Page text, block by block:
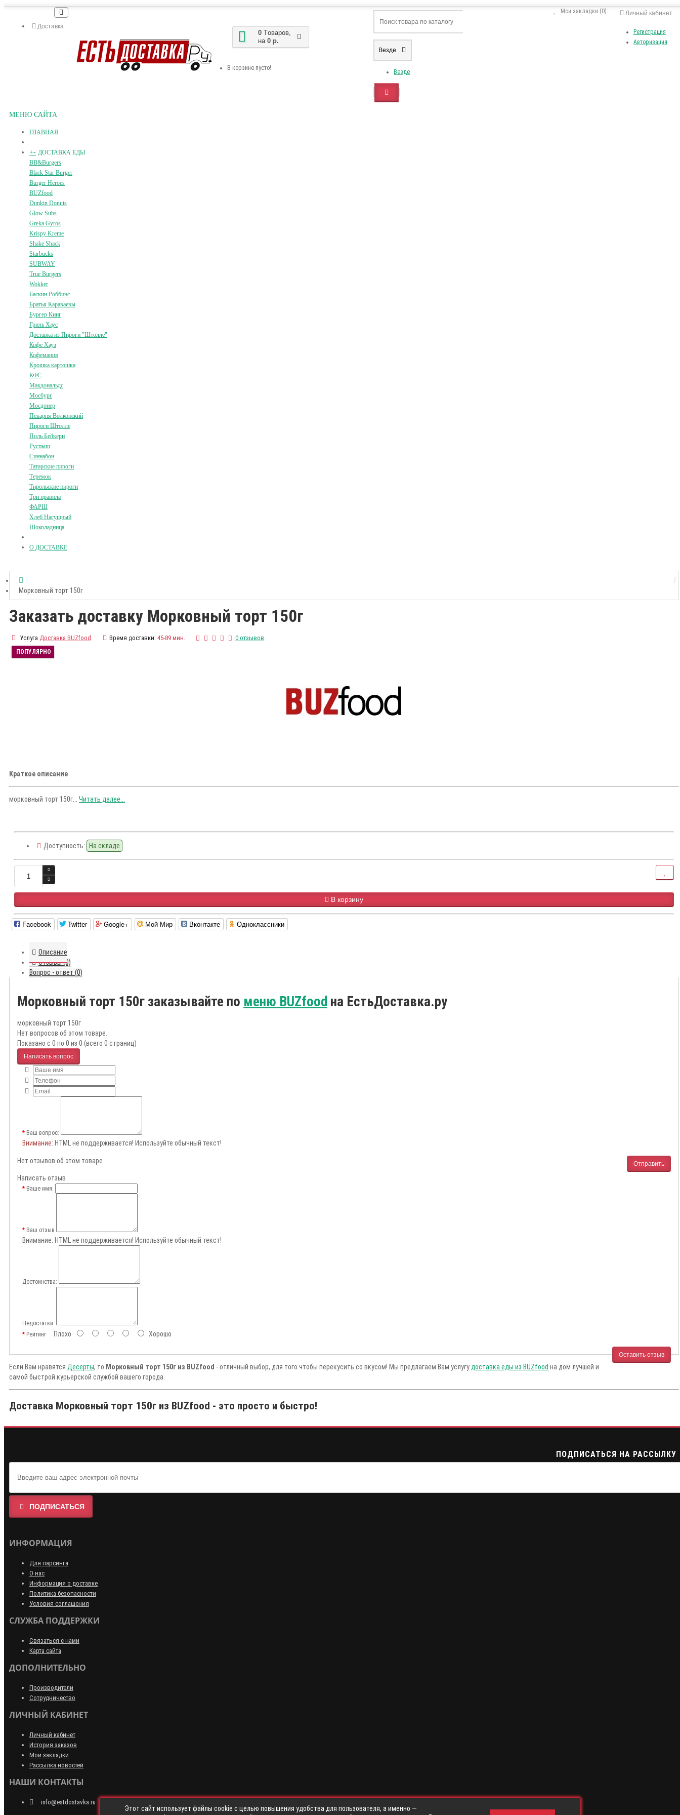
Доставка
Личный кабинет
Регистрация
Авторизация
Мои закладки (0)
0 Tоваров,
на 0 р.
В корзине пусто!
Везде
Везде
МЕНЮ САЙТА
ГЛАВНАЯ
+- ДОСТАВКА ЕДЫ
BB&Burgers
Black Star Burger
Burger Heroes
BUZfood
Dunkin Donuts
Glow Subs
Greka Gyros
Krispy Kreme
Shake Shack
Starbucks
SUBWAY
True Burgers
Wokker
Баскин Роббинс
Братья Караваевы
Бургер Кинг
Гриль Хаус
Доставка из Пироги "Штолле"
Кофе Хауз
Кофемания
Крошка картошка
КФС
Макдональдс
Мосбург
Мосдонер
Пекарня Волконский
Пироги Штолле
Поль Бейкери
Руспыш
Синнабон
Татарские пироги
Теремок
Тирольские пироги
Три правила
ФАРШ
Хлеб Насущный
Шоколадница
О ДОСТАВКЕ
Морковный торт 150г
Заказать доставку Морковный торт 150г
Услуга Доставка BUZfood Время доставки: 45-89 мин. 0 отзывов
ПОПУЛЯРНО
Краткое описание
морковный торт 150г... Читать далее...
Доступность: На складе
В корзину
Facebook Twitter Google+ Мой Мир Вконтакте Одноклассники
Описание
Отзывы (0)
Вопрос - ответ (0)
Морковный торт 150г заказывайте по меню BUZfood на ЕстьДоставка.ру
морковный торт 150г
Нет вопросов об этом товаре.
Показано с 0 по 0 из 0 (всего 0 страниц)
Написать вопрос
Ваш вопрос:
Внимание: HTML не поддерживается! Используйте обычный текст!
Отправить
Нет отзывов об этом товаре.
Написать отзыв
Ваше имя:
Ваш отзыв
Внимание: HTML не поддерживается! Используйте обычный текст!
Достоинства:
Недостатки:
РейтингПлохо Хорошо
Оставить отзыв
Если Вам нравятся Десерты, то Морковный торт 150г из BUZfood - отличный выбор, для того чтобы перекусить со вкусом! Мы предлагаем Вам услугу доставка еды из BUZfood на дом лучшей и
самой быстрой курьерской службой вашего города.
Доставка Морковный торт 150г из BUZfood - это просто и быстро!
ПОДПИСАТЬСЯ НА РАССЫЛКУ
ПОДПИСАТЬСЯ
ИНФОРМАЦИЯ
Для парсинга
О нас
Информация о доставке
Политика безопасности
Условия соглашения
СЛУЖБА ПОДДЕРЖКИ
Связаться с нами
Карта сайта
ДОПОЛНИТЕЛЬНО
Производители
Сотрудничество
ЛИЧНЫЙ КАБИНЕТ
Личный кабинет
История заказов
Мои закладки
Рассылка новостей
НАШИ КОНТАКТЫ
info@estdostavka.ru
Этот сайт использует файлы cookie с целью повышения удобства для пользователя, а именно —